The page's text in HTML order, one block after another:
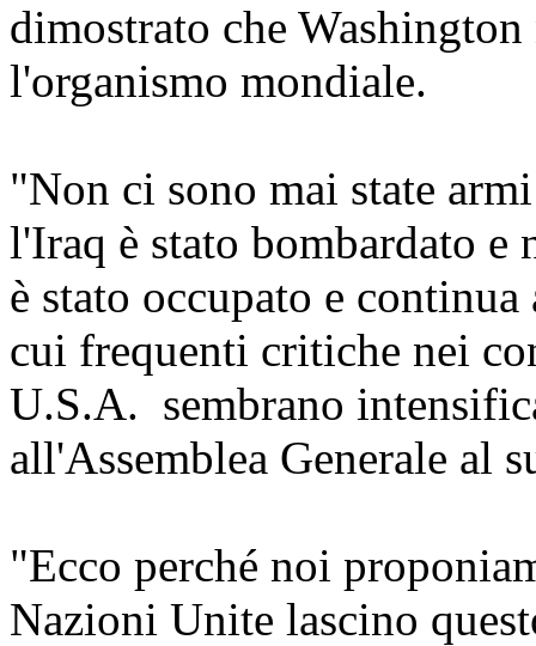
dimostrato che
l'organismo mondiale.
"Non ci sono mai state
l'Iraq è stato bombardato
è stato occupato e
cui frequenti critiche nei
U.S.A. sembrano
all'Assemblea Generale al
"Ecco perché noi
Nazioni Unite lascino